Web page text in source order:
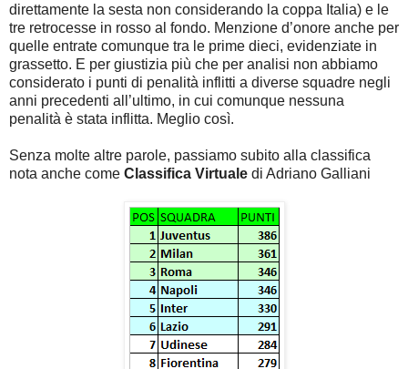
direttamente la sesta non considerando la coppa Italia) e le
tre retrocesse in rosso al fondo. Menzione d’onore anche per
quelle entrate comunque tra le prime dieci, evidenziate in
grassetto. E per giustizia più che per analisi non abbiamo
considerato i punti di penalità inflitti a diverse squadre negli
anni precedenti all’ultimo, in cui comunque nessuna
penalità è stata inflitta. Meglio così.
Senza molte altre parole, passiamo subito alla classifica
nota anche come Classifica Virtuale di Adriano Galliani